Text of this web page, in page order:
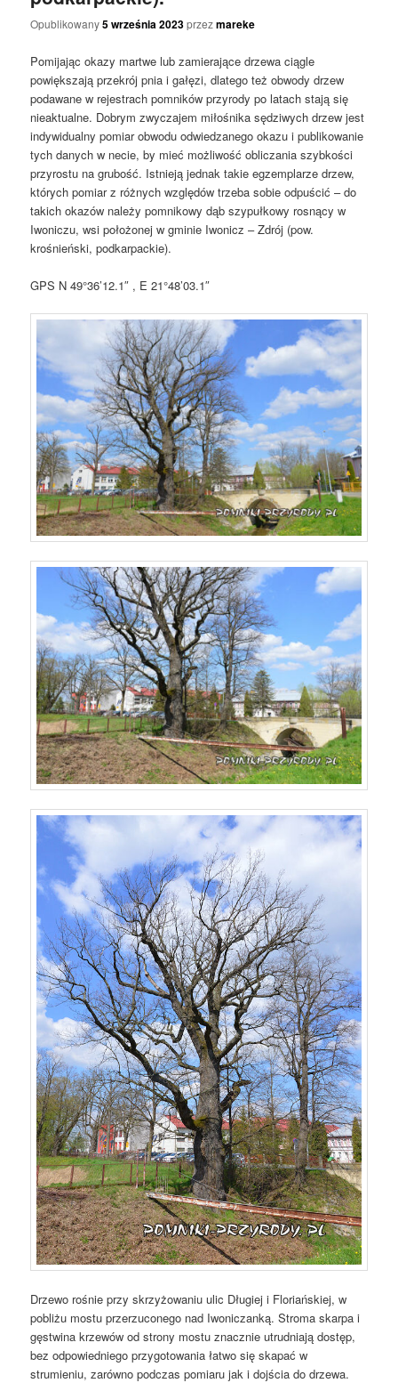
Opublikowany5 września 2023przezmareke
Pomijając okazy martwe lub zamierające drzewa ciągle
powiększają przekrój pnia i gałęzi, dlatego też obwody drzew
podawane w rejestrach pomników przyrody po latach stają się
nieaktualne. Dobrym zwyczajem miłośnika sędziwych drzew jest
indywidualny pomiar obwodu odwiedzanego okazu i publikowanie
tych danych w necie, by mieć możliwość obliczania szybkości
przyrostu na grubość. Istnieją jednak takie egzemplarze drzew,
których pomiar z różnych względów trzeba sobie odpuścić – do
takich okazów należy pomnikowy dąb szypułkowy rosnący w
Iwoniczu, wsi położonej w gminie Iwonicz – Zdrój (pow.
krośnieński, podkarpackie).
GPS N 49°36’12.1″ , E 21°48’03.1″
Drzewo rośnie przy skrzyżowaniu ulic Długiej i Floriańskiej, w
pobliżu mostu przerzuconego nad Iwoniczanką. Stroma skarpa i
gęstwina krzewów od strony mostu znacznie utrudniają dostęp,
bez odpowiedniego przygotowania łatwo się skapać w
strumieniu, zarówno podczas pomiaru jak i dojścia do drzewa.